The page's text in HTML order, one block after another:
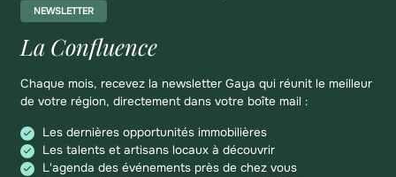
NEWSLETTER
La Confluence
Chaque mois, recevez la newsletter Gaya qui réunit le meilleur
de votre région, directement dans votre boîte mail :
Les dernières opportunités immobilières
Les talents et artisans locaux à découvrir
L'agenda des événements près de chez vous